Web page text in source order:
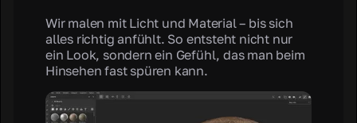
Wir malen mit Licht und Material – bis sich
alles richtig anfühlt. So entsteht nicht nur
ein Look, sondern ein Gefühl, das man beim
Hinsehen fast spüren kann.